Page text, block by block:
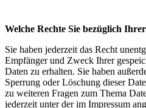
Welche Rechte Sie bezüglich
Sie haben jederzeit das Recht
Empfänger und Zweck Ihrer
Daten zu erhalten. Sie haben
Sperrung oder Löschung dieser
zu weiteren Fragen zum Thema
jederzeit unter der im Impressum